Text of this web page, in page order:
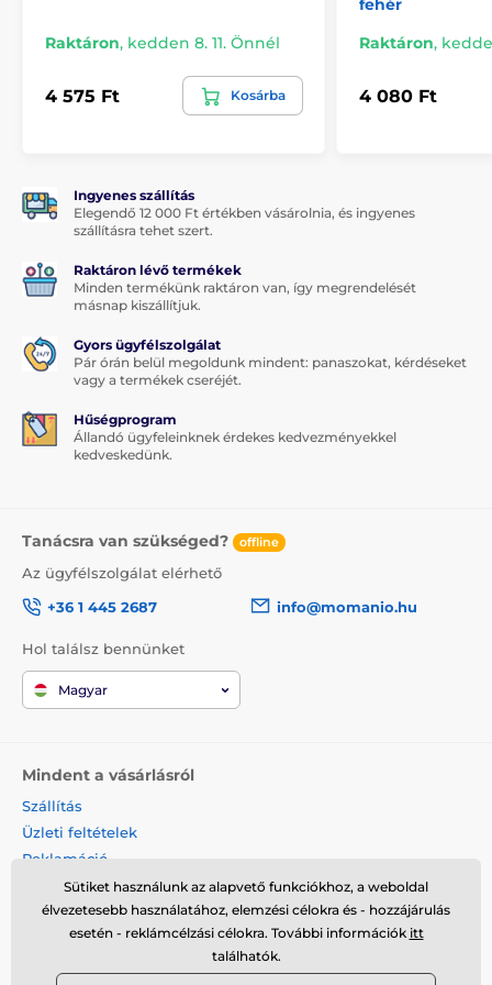
Raktáron, kedden 8. 11. Önnél
4 575 Ft Kosárba
fehér
Raktáron,
4 080 Ft
Ingyenes szállítás
Elegendő 12 000 Ft értékben vásárolnia, és ingyenes
szállításra tehet szert.
Raktáron lévő termékek
Minden termékünk raktáron van, így megrendelését
másnap kiszállítjuk.
Gyors ügyfélszolgálat
Pár órán belül megoldunk mindent: panaszokat, kérdéseket
vagy a termékek cseréjét.
Hűségprogram
Állandó ügyfeleinknek érdekes kedvezményekkel
kedveskedünk.
Tanácsra van szükséged? offline
Az ügyfélszolgálat elérhető
+36 1 445 2687
info@momanio.hu
Hol találsz bennünket
Magyar
Mindent a vásárlásról
Szállítás
Üzleti feltételek
Reklamáció
Termék visszaküldése
Termék cseréje
Cookies
Sütiket használunk az alapvető funkciókhoz, a weboldal
élvezetesebb használatához, elemzési célokra és - hozzájárulás
esetén - reklámcélzási célokra. További információk itt
találhatók.